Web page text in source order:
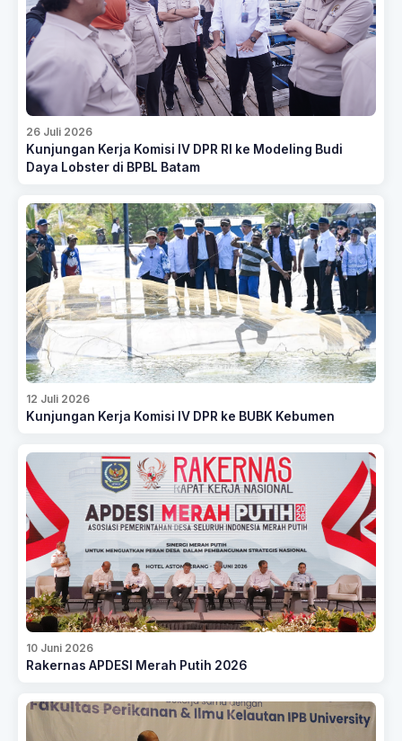
26 Juli 2026
Kunjungan Kerja Komisi IV DPR RI ke Modeling Budi
Daya Lobster di BPBL Batam
12 Juli 2026
Kunjungan Kerja Komisi IV DPR ke BUBK Kebumen
10 Juni 2026
Rakernas APDESI Merah Putih 2026